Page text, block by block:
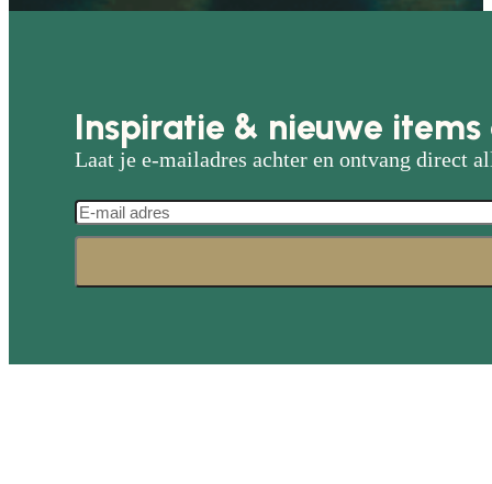
Inspiratie & nieuwe
Laat je e-mailadres achter en ontvang direct